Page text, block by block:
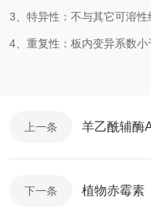
3、 特异性：不与其它可溶性
4、 重复性：板内变异系数小
上一条 羊乙酰辅酶
下一条 植物赤霉素